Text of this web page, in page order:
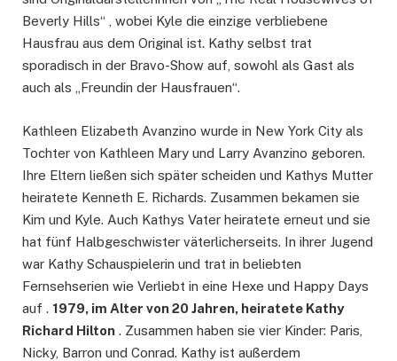
Beverly Hills“ , wobei Kyle die einzige verbliebene
Hausfrau aus dem Original ist. Kathy selbst trat
sporadisch in der Bravo-Show auf, sowohl als Gast als
auch als „Freundin der Hausfrauen“.
Kathleen Elizabeth Avanzino wurde in New York City als
Tochter von Kathleen Mary und Larry Avanzino geboren.
Ihre Eltern ließen sich später scheiden und Kathys Mutter
heiratete Kenneth E. Richards. Zusammen bekamen sie
Kim und Kyle. Auch Kathys Vater heiratete erneut und sie
hat fünf Halbgeschwister väterlicherseits. In ihrer Jugend
war Kathy Schauspielerin und trat in beliebten
Fernsehserien wie Verliebt in eine Hexe und Happy Days
auf . 1979, im Alter von 20 Jahren, heiratete Kathy
Richard Hilton . Zusammen haben sie vier Kinder: Paris,
Nicky, Barron und Conrad. Kathy ist außerdem